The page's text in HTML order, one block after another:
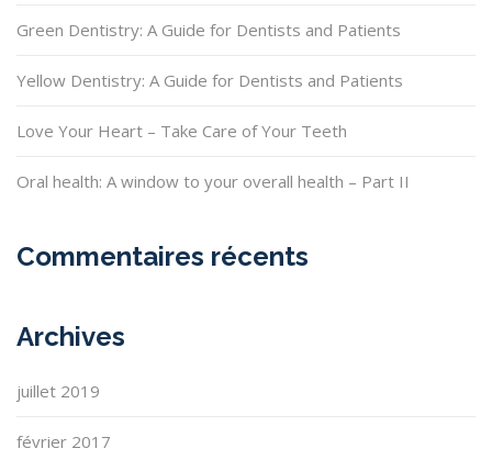
Green Dentistry: A Guide for Dentists and Patients
Yellow Dentistry: A Guide for Dentists and Patients
Love Your Heart – Take Care of Your Teeth
Oral health: A window to your overall health – Part II
Commentaires récents
Archives
juillet 2019
février 2017